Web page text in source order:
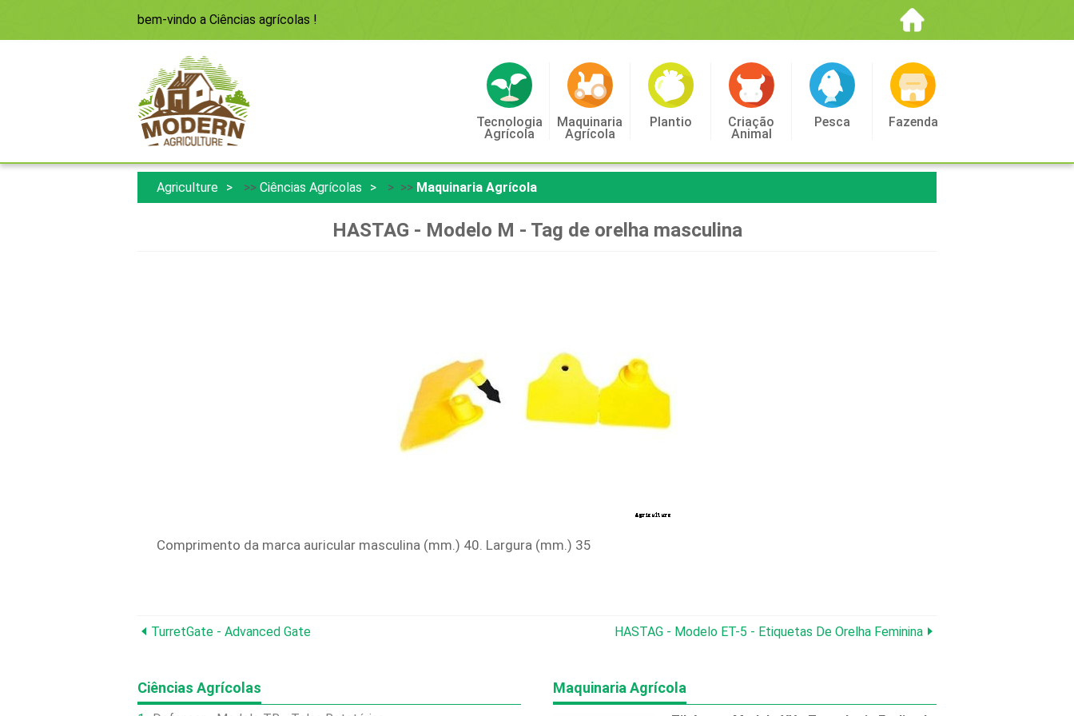
bem-vindo a Ciências agrícolas !
Tecnologia
Agrícola
Maquinaria
Agrícola
Plantio Criação
Animal
Pesca Fazenda
Agriculture >> Ciências Agrícolas > >> Maquinaria Agrícola
HASTAG - Modelo M - Tag de orelha masculina
Comprimento da marca auricular masculina (mm.) 40. Largura (mm.) 35
TurretGate - Advanced Gate HASTAG - Modelo ET-5 - Etiquetas De Orelha Feminina
Ciências Agrícolas Maquinaria Agrícola